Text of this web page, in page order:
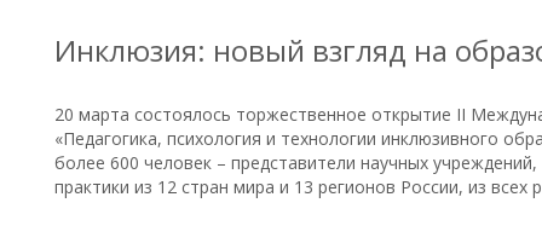
Инклюзия: новый взгляд на
20 марта состоялось торжественное открытие II
«Педагогика, психология и технологии инклюзивного
более 600 человек – представители научных
практики из 12 стран мира и 13 регионов России, из